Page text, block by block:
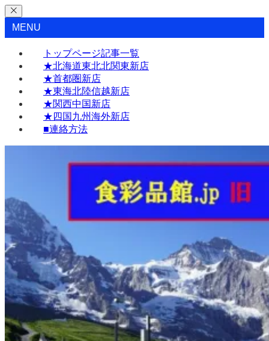
MENU
トップページ記事一覧
★北海道東北北関東新店
★首都圏新店
★東海北陸信越新店
★関西中国新店
★四国九州海外新店
■連絡方法